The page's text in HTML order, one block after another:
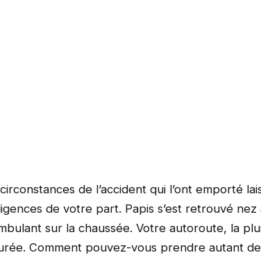
de l’accident qui l’ont emporté
de votre part. Papis s’est retrouvé
sur la chaussée. Votre autoroute, la
Comment pouvez-vous prendre autant